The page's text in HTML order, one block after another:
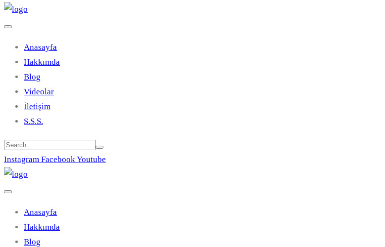
Anasayfa
Hakkımda
Blog
Videolar
İletişim
S.S.S.
Instagram FacebookYoutube
Anasayfa
Hakkımda
Blog